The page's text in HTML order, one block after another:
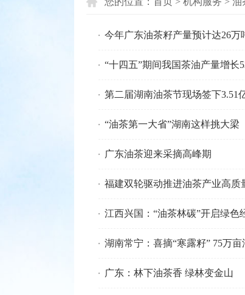
今年广东油茶籽产量预计达26万
“十四五”期间我国茶油产量增长
第二届湖南油茶节现场签下3.51
“油茶第一大省”湖南这样挑大梁
广东油茶迎来采摘高峰期
福建双轮驱动推进油茶产业高质
江西兴国：“油茶林碳”开启绿色
湖南常宁：喜摘“寒露籽” 75万
广东：林下油茶香 绿林变金山